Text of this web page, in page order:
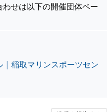
せは以下の開催団体ペー
| 稲取マリンスポーツセン